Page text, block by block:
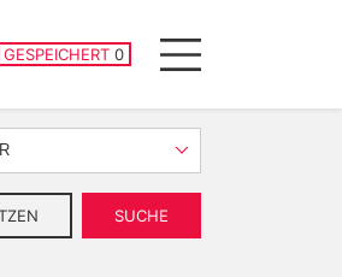
GESPEICHERT 0
GESPEICHERTE IMMOBILIEN
Menu
SUCHE